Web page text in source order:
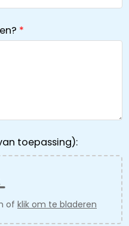
toepassing):
of klik om te bladeren